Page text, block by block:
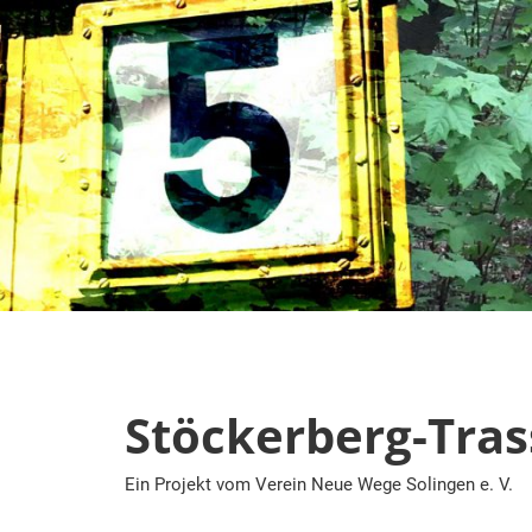
Zum
Inhalt
springen
Stöckerberg-
Ein Projekt vom Verein Neue Wege Solingen e. V.